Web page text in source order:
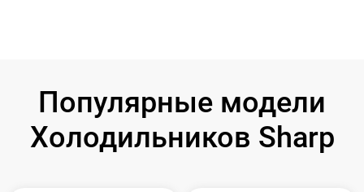
Популярные модели
Холодильников Sharp